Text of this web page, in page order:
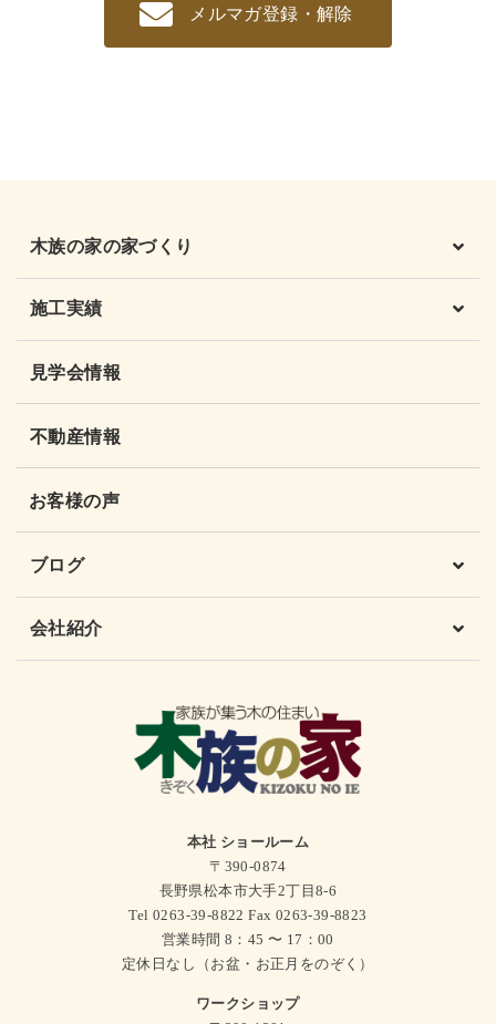
メルマガ登録・解除
木族の家の家づくり
施工実績
見学会情報
不動産情報
お客様の声
ブログ
会社紹介
本社 ショールーム
〒390-0874
長野県松本市大手2丁目8-6
Tel 0263-39-8822 Fax 0263-39-8823
営業時間 8：45 〜 17：00
定休日なし（お盆・お正月をのぞく）
ワークショップ